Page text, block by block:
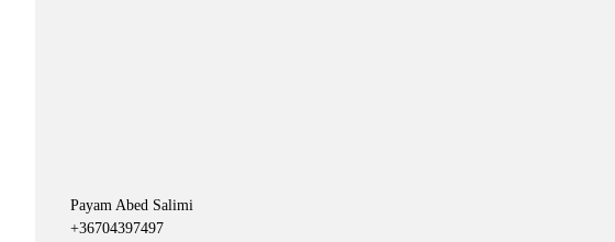
Payam Abed Salimi
+36704397497